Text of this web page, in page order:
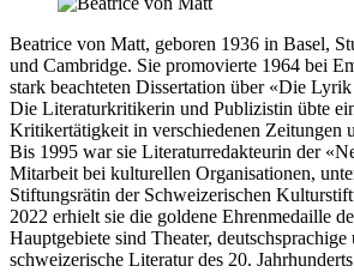
Beatrice von Matt, geboren 1936 in Basel,
und Cambridge. Sie promovierte 1964 bei
stark beachteten Dissertation über «Die
Die Literaturkritikerin und Publizistin übte
Kritikertätigkeit in verschiedenen Zeitungen
Bis 1995 war sie Literaturredakteurin der
Mitarbeit bei kulturellen Organisationen,
Stiftungsrätin der Schweizerischen
2022 erhielt sie die goldene Ehrenmedaille
Hauptgebiete sind Theater, deutschsprachige
schweizerische Literatur des 20.